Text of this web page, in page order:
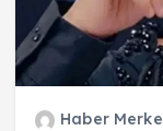
Haber